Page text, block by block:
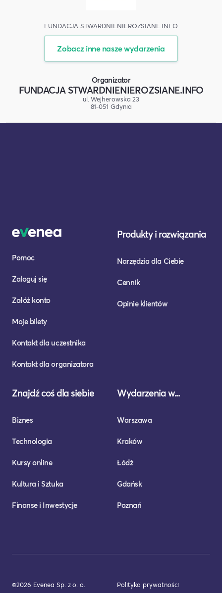
FUNDACJA STWARDNIENIEROZSIANE.INFO
Zobacz inne nasze wydarzenia
Organizator
FUNDACJA STWARDNIENIEROZSIANE.INFO
ul. Wejherowska 23
81-051 Gdynia
Pomoc
Zaloguj się
Załóż konto
Moje bilety
Kontakt dla uczestnika
Kontakt dla organizatora
Produkty i rozwiązania
Narzędzia dla Ciebie
Cennik
Opinie klientów
Znajdź coś dla siebie
Biznes
Technologia
Kursy online
Kultura i Sztuka
Finanse i Inwestycje
Wydarzenia w...
Warszawa
Kraków
Łódź
Gdańsk
Poznań
©2026 Evenea Sp. z o. o. Polityka prywatności